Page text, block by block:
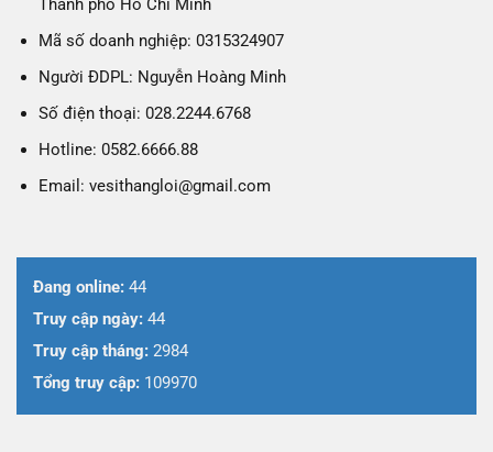
Thành phố Hồ Chí Minh
Mã số doanh nghiệp: 0315324907
Người ĐDPL: Nguyễn Hoàng Minh
Số điện thoại: 028.2244.6768
Hotline: 0582.6666.88
Email: vesithangloi@gmail.com
Đang online: 44
Truy cập ngày: 44
Truy cập tháng: 2984
Tổng truy cập: 109970